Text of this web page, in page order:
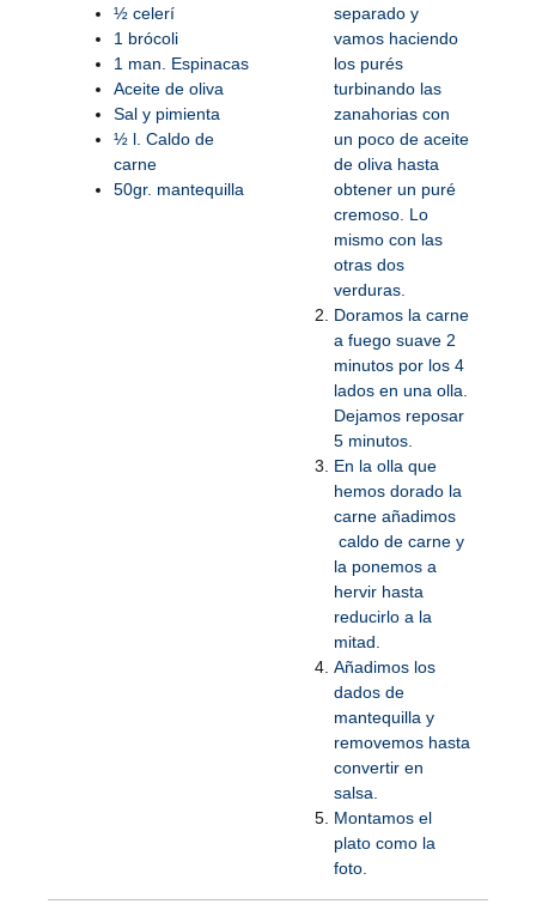
½ celerí
1 brócoli
1 man. Espinacas
Aceite de oliva
Sal y pimienta
½ l. Caldo de
carne
50gr. mantequilla
separado y
vamos haciendo
los purés
turbinando las
zanahorias con
un poco de aceite
de oliva hasta
obtener un puré
cremoso. Lo
mismo con las
otras dos
verduras.
Doramos la carne
a fuego suave 2
minutos por los 4
lados en una olla.
Dejamos reposar
5 minutos.
En la olla que
hemos dorado la
carne añadimos
caldo de carne y
la ponemos a
hervir hasta
reducirlo a la
mitad.
Añadimos los
dados de
mantequilla y
removemos hasta
convertir en
salsa.
Montamos el
plato como la
foto.